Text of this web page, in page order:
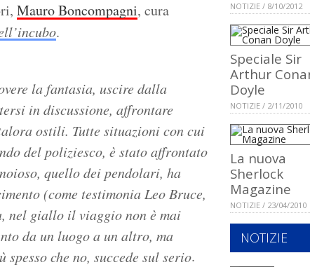
Mauro Boncompagni, cura
.
la fantasia, uscire dalla
in discussione, affrontare
ostili. Tutte situazioni con cui
del poliziesco, è stato affrontato
quello dei pendolari, ha
(come testimonia Leo Bruce,
nel giallo il viaggio non è mai
da un luogo a un altro, ma
che no, succede sul serio.
NOTIZIE / 8/10/2012
Speciale Sir
Arthur
Doyle
NOTIZIE / 2/11/2010
La nuova
Sherlock
Magazine
NOTIZIE / 23/04/2010
NOTIZIE